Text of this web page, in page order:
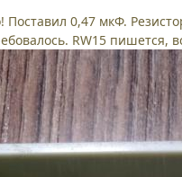
Поставил 0,47 мкФ.
RW15